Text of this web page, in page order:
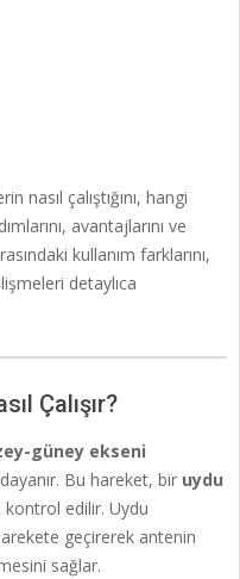
çalıştığını, hangi
avantajlarını ve
kullanım farklarını,
detaylıca
Çalışır?
güney ekseni
Bu hareket, bir uydu
kontrol edilir. Uydu
geçirerek antenin
sağlar.